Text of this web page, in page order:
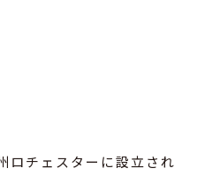
ロチェスターに設立され